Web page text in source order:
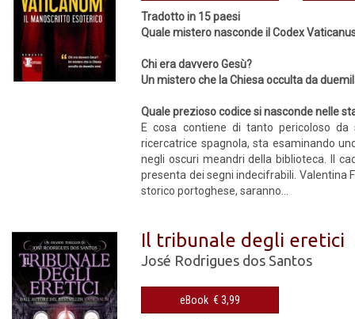
Tradotto in 15 paesi
Quale mistero nasconde il Codex
Chi era davvero Gesù?
Un mistero che la Chiesa occulta da
Quale prezioso codice si nasconde nelle
E cosa contiene di tanto pericoloso da
ricercatrice spagnola, sta esaminando
negli oscuri meandri della biblioteca. Il
presenta dei segni indecifrabili. Valentina
storico portoghese, saranno...
Il tribunale degli eretici
José Rodrigues dos Santos
eBook € 3,99